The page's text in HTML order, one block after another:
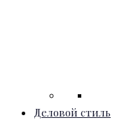
Деловой стиль